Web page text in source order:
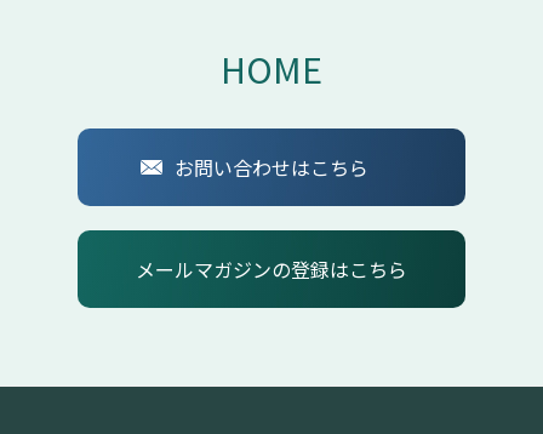
HOME
お問い合わせはこちら
メールマガジンの登録はこちら